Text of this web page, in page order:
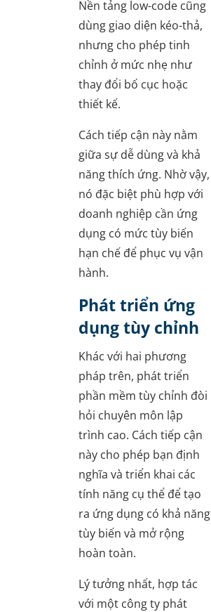
Nền tảng low-code cũng
dùng giao diện kéo-thả,
nhưng cho phép tinh
chỉnh ở mức nhẹ như
thay đổi bố cục hoặc
thiết kế.
Cách tiếp cận này nằm
giữa sự dễ dùng và khả
năng thích ứng. Nhờ vậy,
nó đặc biệt phù hợp với
doanh nghiệp cần ứng
dụng có mức tùy biến
hạn chế để phục vụ vận
hành.
Phát triển ứng
dụng tùy chỉnh
Khác với hai phương
pháp trên, phát triển
phần mềm tùy chỉnh đòi
hỏi chuyên môn lập
trình cao. Cách tiếp cận
này cho phép bạn định
nghĩa và triển khai các
tính năng cụ thể để tạo
ra ứng dụng có khả năng
tùy biến và mở rộng
hoàn toàn.
Lý tưởng nhất, hợp tác
với một công ty phát